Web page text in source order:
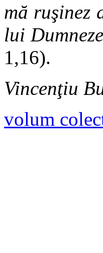
mă ruşinez
lui
1,16).
Vincenţiu
volum